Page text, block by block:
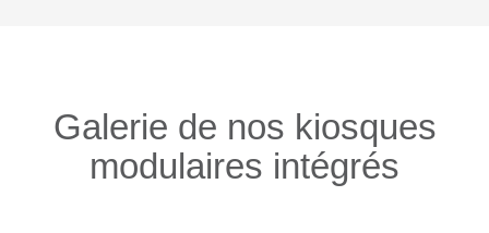
Galerie de nos kiosques
modulaires intégrés